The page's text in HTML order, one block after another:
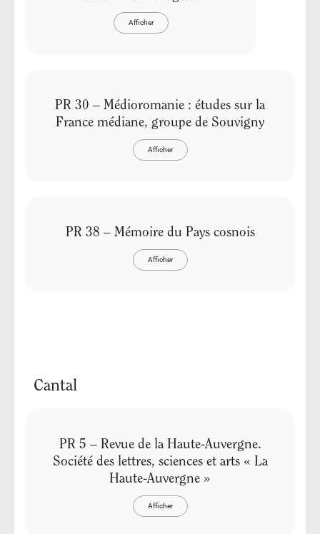
Afficher
PR 30 – Médioromanie : études sur la
France médiane, groupe de Souvigny
Afficher
PR 38 – Mémoire du Pays cosnois
Afficher
Cantal
PR 5 – Revue de la Haute-Auvergne.
Société des lettres, sciences et arts « La
Haute-Auvergne »
Afficher